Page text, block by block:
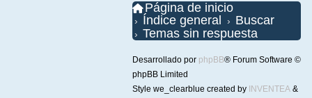
Página de inicio
Índice general
Buscar
Temas sin respuesta
Desarrollado por phpBB® Forum Software ©
phpBB Limited
Style we_clearblue created by INVENTEA &